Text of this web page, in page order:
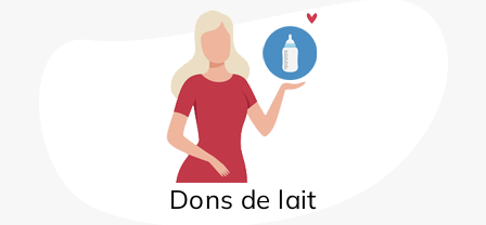
Dons de lait